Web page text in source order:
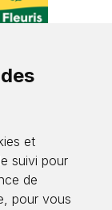
et
suivi pour
de
pour vous